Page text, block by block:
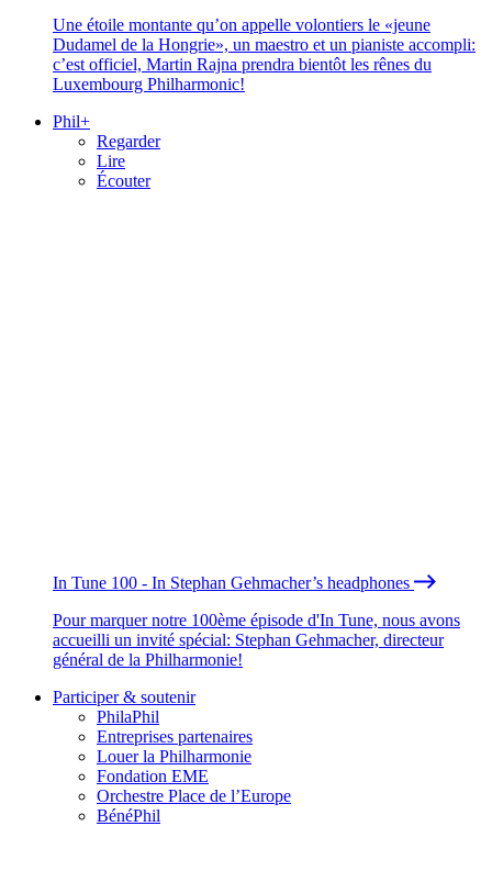
Une étoile montante qu’on appelle volontiers le «jeune
Dudamel de la Hongrie», un maestro et un pianiste accompli:
c’est officiel, Martin Rajna prendra bientôt les rênes du
Luxembourg Philharmonic!
Phil+
Regarder
Lire
Écouter
In Tune 100 - In Stephan Gehmacher’s headphones
Pour marquer notre 100ème épisode d'In Tune, nous avons
accueilli un invité spécial: Stephan Gehmacher, directeur
général de la Philharmonie!
Participer & soutenir
PhilaPhil
Entreprises partenaires
Louer la Philharmonie
Fondation EME
Orchestre Place de l’Europe
BénéPhil